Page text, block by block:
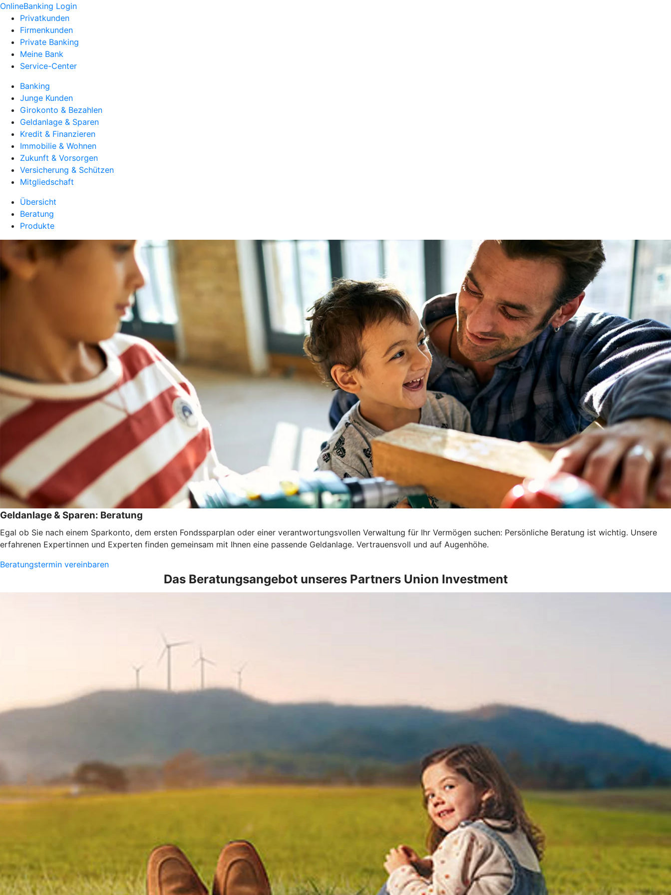
OnlineBanking Login
Privatkunden
Firmenkunden
Private Banking
Meine Bank
Service-Center
Banking
Junge Kunden
Girokonto & Bezahlen
Geldanlage & Sparen
Kredit & Finanzieren
Immobilie & Wohnen
Zukunft & Vorsorgen
Versicherung & Schützen
Mitgliedschaft
Übersicht
Beratung
Produkte
Geldanlage & Sparen: Beratung
Egal ob Sie nach einem Sparkonto, dem ersten Fondssparplan oder einer verantwortungsvollen Verwaltung für Ihr Vermögen suchen: Persönliche Beratung ist wichtig. Unsere
erfahrenen Expertinnen und Experten finden gemeinsam mit Ihnen eine passende Geldanlage. Vertrauensvoll und auf Augenhöhe.
Beratungstermin vereinbaren
Das Beratungsangebot unseres Partners Union Investment